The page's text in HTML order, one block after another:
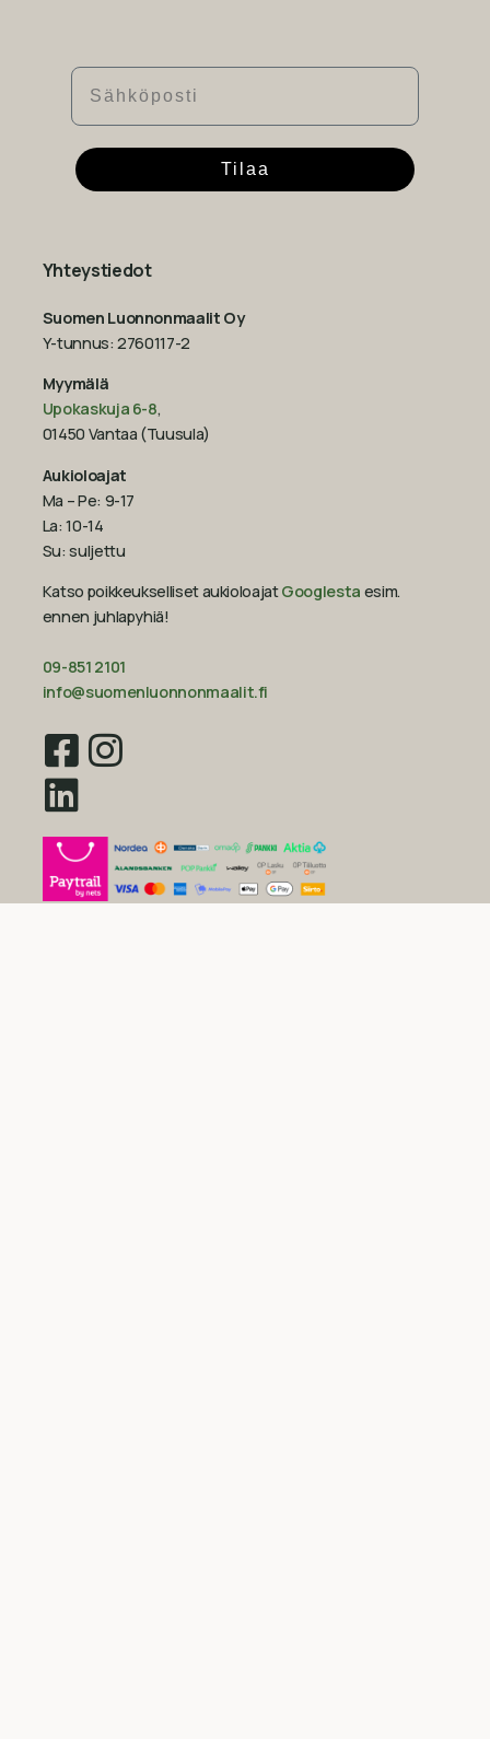
Sähköposti
Tilaa
Yhteystiedot
Suomen Luonnonmaalit Oy
Y-tunnus: 2760117-2
Myymälä
Upokaskuja 6-8,
01450 Vantaa (Tuusula)
Aukioloajat
Ma – Pe: 9-17
La: 10-14
Su: suljettu
Katso poikkeukselliset aukioloajatGooglesta esim.
ennen juhlapyhiä!‍
09-851 2101
info@suomenluonnonmaalit.fi